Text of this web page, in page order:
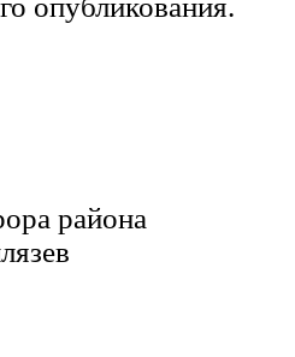
опубликования.